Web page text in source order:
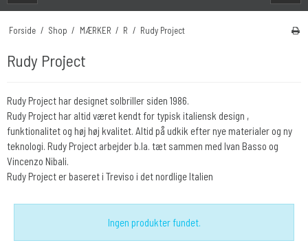
Forside / Shop / MÆRKER / R / Rudy Project
Rudy Project
Rudy Project har designet solbriller siden 1986.
Rudy Project har altid været kendt for typisk italiensk design ,
funktionalitet og høj høj kvalitet. Altid på udkik efter nye materialer og ny
teknologi. Rudy Project arbejder b.la. tæt sammen med Ivan Basso og
Vincenzo Nibali.
Rudy Project er baseret i Treviso i det nordlige Italien
Ingen produkter fundet.